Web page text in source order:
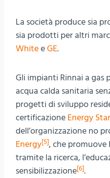
La società produce sia
sia prodotti per altri
WhiteeGE.
Gli impianti Rinnai a gas
acqua calda sanitaria
progetti di sviluppo
certificazione Energy Star
dell’organizzazione no
Energy[5], che promuove
tramite la ricerca,
sensibilizzazione[6].